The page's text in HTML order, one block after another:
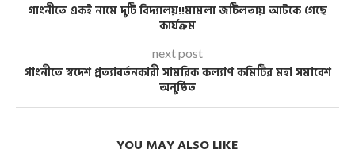
গাংনীতে একই নামে দুটি বিদ্যালয়!!মামলা জটিলতায় আটকে গেছে
কার্যক্রম
next post
গাংনীতে স্বদেশ প্রত্যাবর্তনকারী সামরিক কল্যাণ কমিটির মহা সমাবেশ
অনুষ্ঠিত
YOU MAY ALSO LIKE